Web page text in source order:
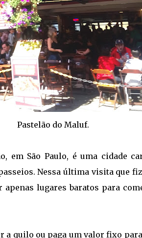
Pastelão do Maluf.
em São Paulo, é uma cidade
Nessa última visita que
lugares baratos para
a quilo ou paga um valor fixo